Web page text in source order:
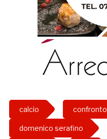
calcio confronto
domenico serafino